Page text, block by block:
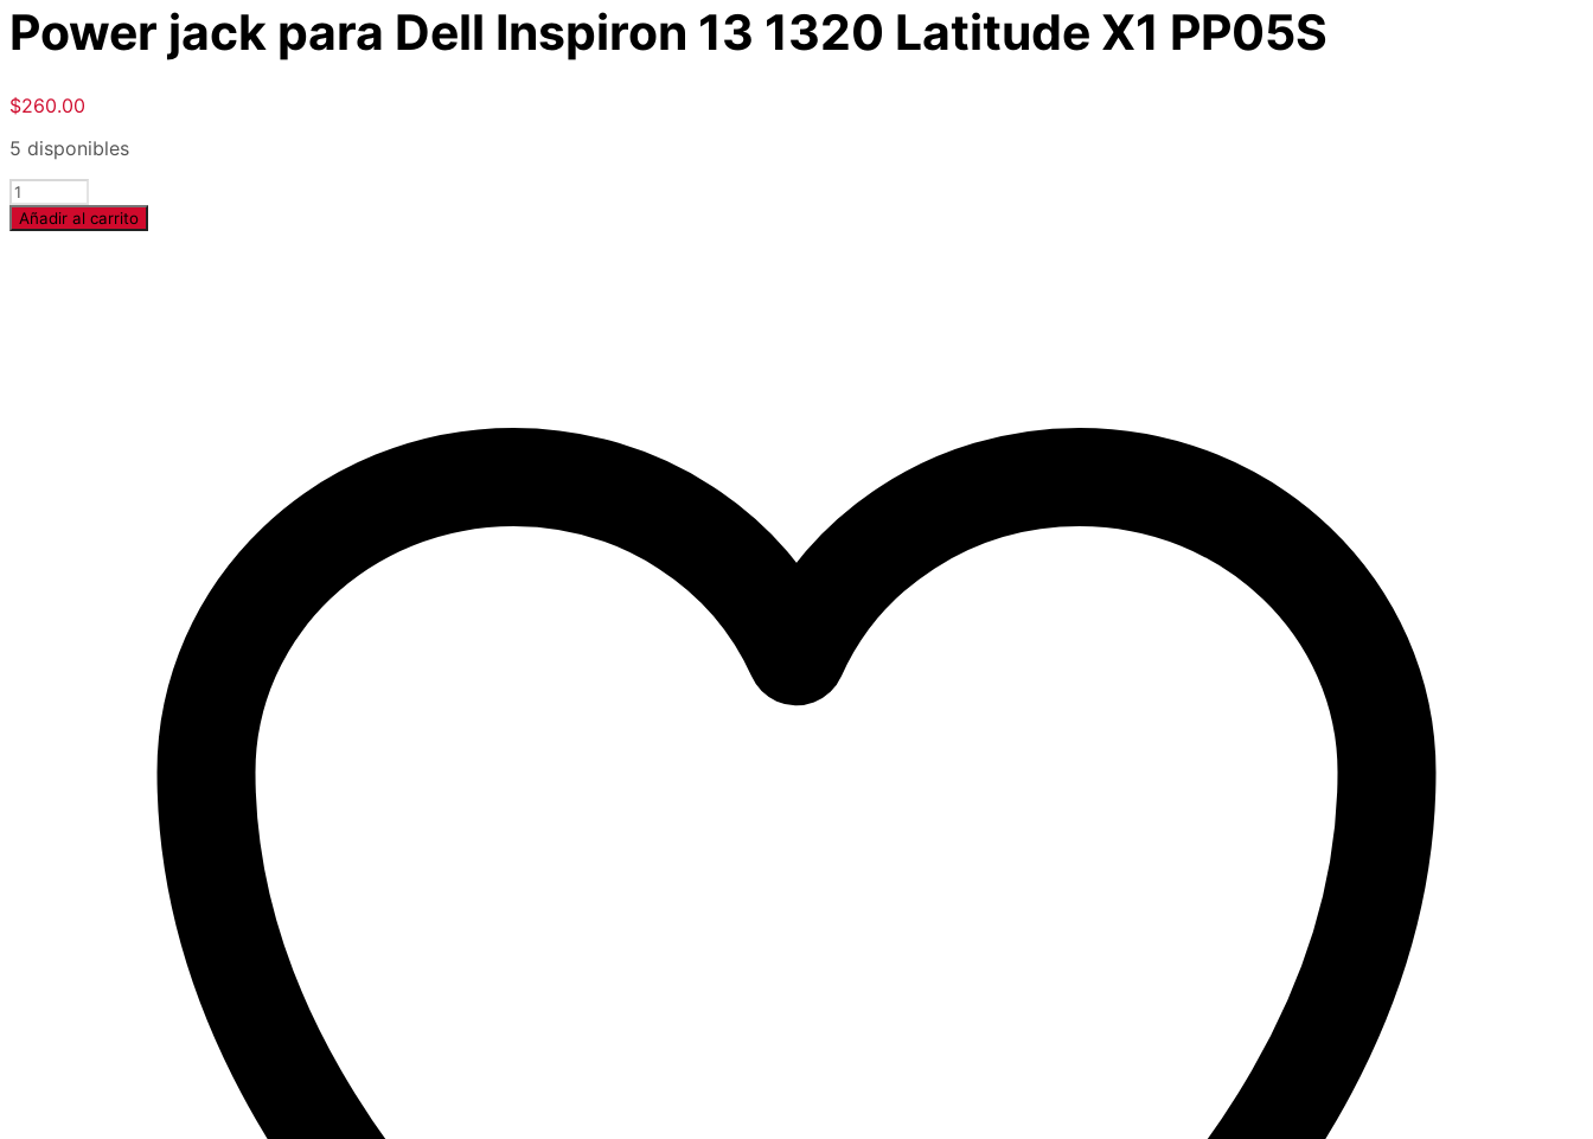
Power jack para Dell Inspiron 13 1320 Latitude X1 PP05S
$260.00
5 disponibles
Cantidad
Añadir al carrito